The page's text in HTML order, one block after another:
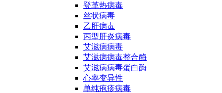
登革热病毒
丝状病毒
乙肝病毒
丙型肝炎病毒
艾滋病病毒
艾滋病病毒整合酶
艾滋病病毒蛋白酶
心率变异性
单纯疱疹病毒